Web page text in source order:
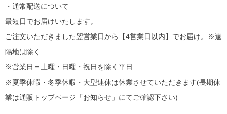
・通常配送について
最短日でお届けいたします。
ご注文いただきました翌営業日から【4営業日以内】でお届け。※遠
隔地は除く
※営業日＝土曜・日曜・祝日を除く平日
※夏季休暇・冬季休暇・大型連休は休業させていただきます(長期休
業は通販トップページ「お知らせ」にてご確認下さい)